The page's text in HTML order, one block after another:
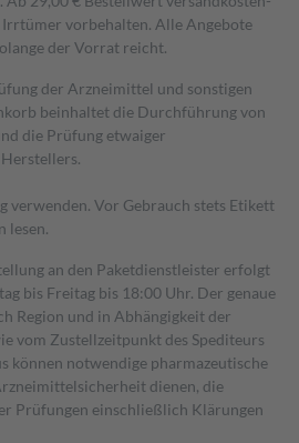
vorbehalten. Alle Angebote
der Vorrat reicht.
der Arzneimittel und sonstigen
beinhaltet die Durchführung von
die Prüfung etwaiger
verwenden. Vor Gebrauch stets Etikett
lesen.
an den Paketdienstleister erfolgt
bis Freitag bis 18:00 Uhr. Der genaue
Region und in Abhängigkeit der
vom Zustellzeitpunkt des Spediteurs
können notwendige pharmazeutische
dienen, die
Prüfungen einschließlich Klärungen